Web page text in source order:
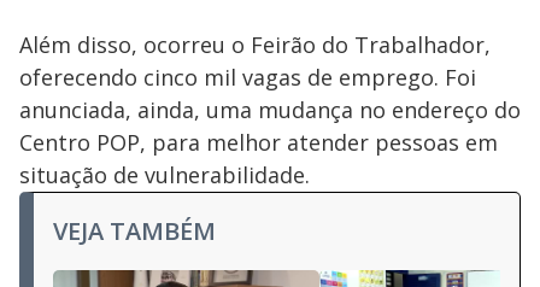
Além disso, ocorreu o Feirão do Trabalhador,
oferecendo cinco mil vagas de emprego. Foi
anunciada, ainda, uma mudança no endereço do
Centro POP, para melhor atender pessoas em
situação de vulnerabilidade.
VEJA TAMBÉM